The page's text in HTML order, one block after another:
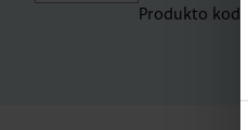
Produkto